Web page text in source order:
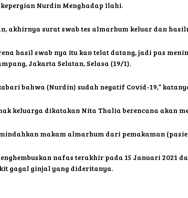
Nurdin Menghadap Ilahi.
akhirnya surat swab tes almarhum keluar dan
hasil swab nya itu kan telat datang, jadi pas
Jakarta Selatan, Selasa (19/1).
bahwa (Nurdin) sudah negatif Covid-19,”
keluarga dikatakan Nita Thalia berencana akan
makam almarhum dari pemakaman
nafas terakhir pada 15 Januari 2021
gagal ginjal yang dideritanya.